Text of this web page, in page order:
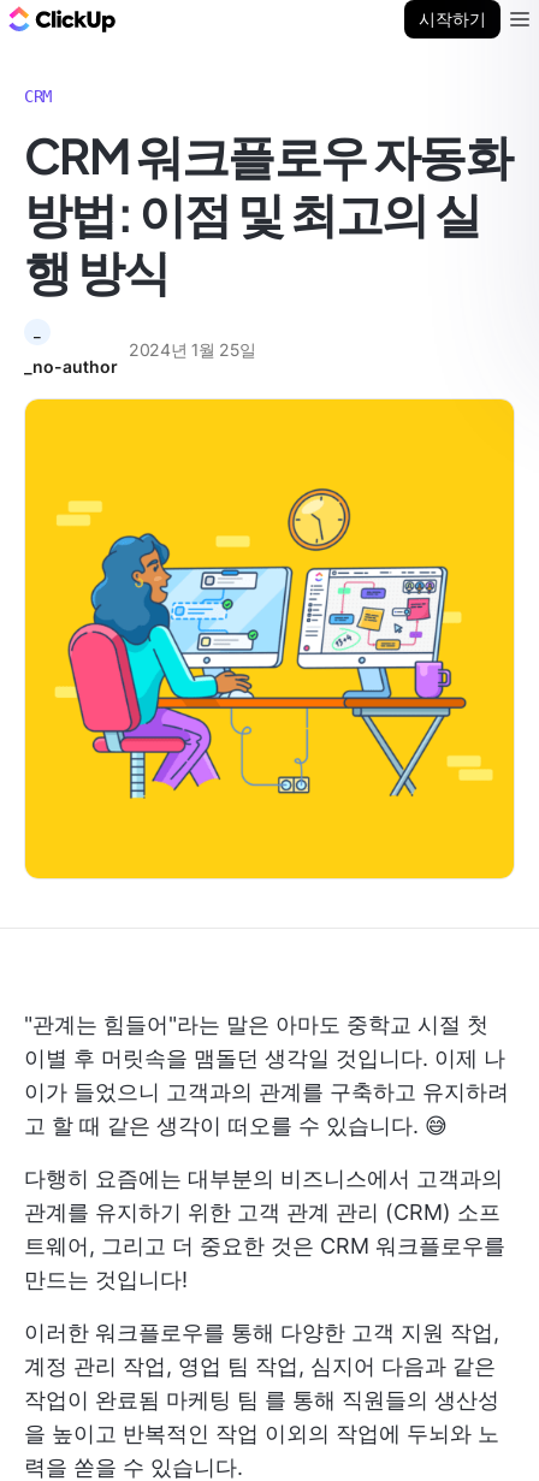
시작하기
CRM
CRM 워크플로우 자동화
방법: 이점 및 최고의 실
행 방식
_no-author
2024년 1월 25일
"관계는 힘들어"라는 말은 아마도 중학교 시절 첫
이별 후 머릿속을 맴돌던 생각일 것입니다. 이제 나
이가 들었으니 고객과의 관계를 구축하고 유지하려
고 할 때 같은 생각이 떠오를 수 있습니다. 😅
다행히 요즘에는 대부분의 비즈니스에서 고객과의
관계를 유지하기 위한 고객 관계 관리 (CRM) 소프
트웨어, 그리고 더 중요한 것은 CRM 워크플로우를
만드는 것입니다!
이러한 워크플로우를 통해 다양한 고객 지원 작업,
계정 관리 작업, 영업 팀 작업, 심지어 다음과 같은
작업이 완료됨 마케팅 팀 를 통해 직원들의 생산성
을 높이고 반복적인 작업 이외의 작업에 두뇌와 노
력을 쏟을 수 있습니다.